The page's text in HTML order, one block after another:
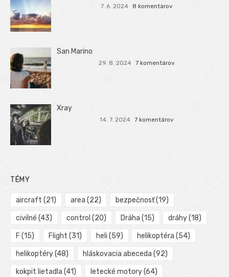
7. 6. 2024 8 komentárov
San Marino
29. 8. 2024 7 komentárov
Xray
14. 7. 2024 7 komentárov
TÉMY
aircraft (21) area (22) bezpečnosť(19)
civilné (43) control (20) Dráha (15) dráhy(18)
F (15) Flight (31) heli (59) helikoptéra (54)
helikoptéry(48) hláskovacia abeceda (92)
kokpit lietadla (41) letecké motory(64)